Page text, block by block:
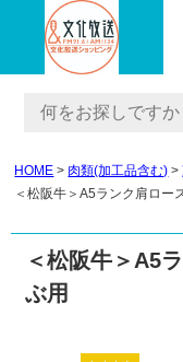
HOME 肉類(加工品含む)
＜松阪牛＞A5ランク肩ロー
＜松阪牛＞A5
ぶ用